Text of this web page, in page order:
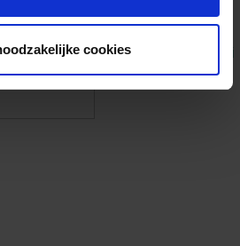
cookies Eigen foto’s